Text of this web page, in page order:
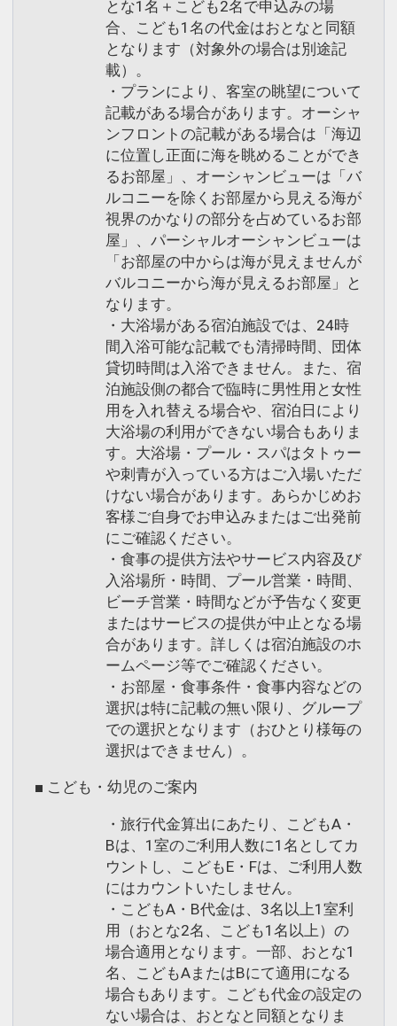
とな1名＋こども2名で申込みの場
合、こども1名の代金はおとなと同額
となります（対象外の場合は別途記
載）。
・プランにより、客室の眺望について
記載がある場合があります。オーシャ
ンフロントの記載がある場合は「海辺
に位置し正面に海を眺めることができ
るお部屋」、オーシャンビューは「バ
ルコニーを除くお部屋から見える海が
視界のかなりの部分を占めているお部
屋」、パーシャルオーシャンビューは
「お部屋の中からは海が見えませんが
バルコニーから海が見えるお部屋」と
なります。
・大浴場がある宿泊施設では、24時
間入浴可能な記載でも清掃時間、団体
貸切時間は入浴できません。また、宿
泊施設側の都合で臨時に男性用と女性
用を入れ替える場合や、宿泊日により
大浴場の利用ができない場合もありま
す。大浴場・プール・スパはタトゥー
や刺青が入っている方はご入場いただ
けない場合があります。あらかじめお
客様ご自身でお申込みまたはご出発前
にご確認ください。
・食事の提供方法やサービス内容及び
入浴場所・時間、プール営業・時間、
ビーチ営業・時間などが予告なく変更
またはサービスの提供が中止となる場
合があります。詳しくは宿泊施設のホ
ームページ等でご確認ください。
・お部屋・食事条件・食事内容などの
選択は特に記載の無い限り、グループ
での選択となります（おひとり様毎の
選択はできません）。
■ こども・幼児のご案内
・旅行代金算出にあたり、こどもA・
Bは、1室のご利用人数に1名としてカ
ウントし、こどもE・Fは、ご利用人数
にはカウントいたしません。
・こどもA・B代金は、3名以上1室利
用（おとな2名、こども1名以上）の
場合適用となります。一部、おとな1
名、こどもAまたはBにて適用になる
場合もあります。こども代金の設定の
ない場合は、おとなと同額となりま